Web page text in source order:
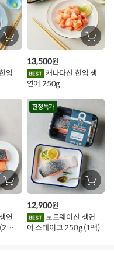
장
바
에
담
장
바
에
담
연어 250g
13,500원
장
바
에
담
기
조
한정특가
장
바
에
담
기
어 스테이크 250g (1팩)
12,900원